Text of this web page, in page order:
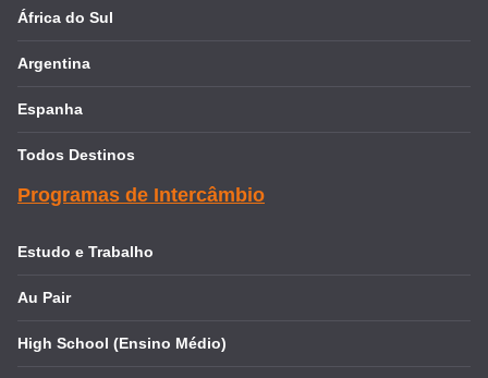
África do Sul
Argentina
Espanha
Todos Destinos
Programas de Intercâmbio
Estudo e Trabalho
Au Pair
High School (Ensino Médio)